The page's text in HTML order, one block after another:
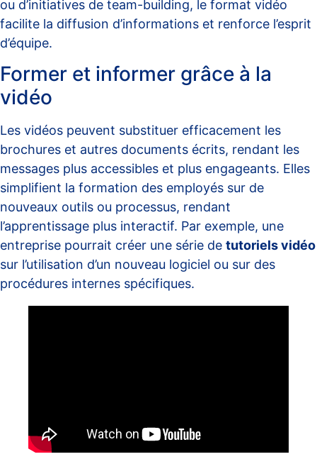
ou d’initiatives de team-building, le format vidéo
facilite la diffusion d’informations et renforce l’esprit
d’équipe.
Former et informer grâce à la
vidéo
Les vidéos peuvent substituer efficacement les
brochures et autres documents écrits, rendant les
messages plus accessibles et plus engageants. Elles
simplifient la formation des employés sur de
nouveaux outils ou processus, rendant
l’apprentissage plus interactif. Par exemple, une
entreprise pourrait créer une série de tutoriels vidéo
sur l’utilisation d’un nouveau logiciel ou sur des
procédures internes spécifiques.